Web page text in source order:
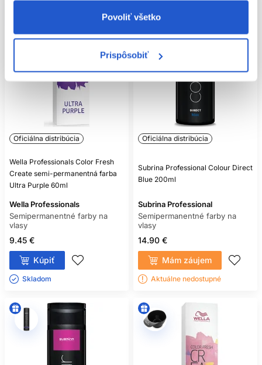
Povoliť všetko
Prispôsobiť
AKO DLHO FARBA VYDRŽÍ?
Výdrž je individuálna a závisí od odtieňa, poréznosti a
umývania. Pigment sa vyplavuje postupne.
ZAKRYJE ŠEDIVÉ VLASY?
Môže ich tónovať, no spoľahlivé a rovnomerné krytie
nemožno predpokladať. Overte výsledok testom prameňa.
Oficiálna distribúcia
Wella Professionals Color Fresh
Create semi-permanentná farba
Ultra Purple 60ml
Wella Professionals
Semipermanentné farby na
vlasy
9.45 €
Kúpiť
Skladom ㅤ
Oficiálna distribúcia
Subrina Professional Colour Direct
Blue 200ml
Subrina Professional
Semipermanentné farby na
vlasy
14.90 €
Mám záujem
Aktuálne nedostupné